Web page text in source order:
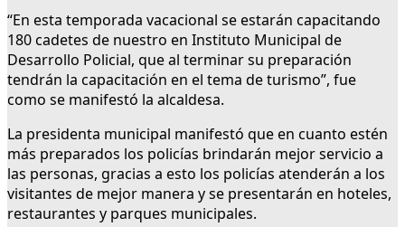
“En esta temporada vacacional se estarán capacitando
180 cadetes de nuestro en Instituto Municipal de
Desarrollo Policial, que al terminar su preparación
tendrán la capacitación en el tema de turismo”, fue
como se manifestó la alcaldesa.
La presidenta municipal manifestó que en cuanto estén
más preparados los policías brindarán mejor servicio a
las personas, gracias a esto los policías atenderán a los
visitantes de mejor manera y se presentarán en hoteles,
restaurantes y parques municipales.